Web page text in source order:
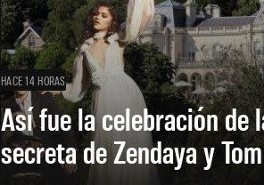
HACE 14 HORAS
Así fue la celebración de
secreta de Zendaya y